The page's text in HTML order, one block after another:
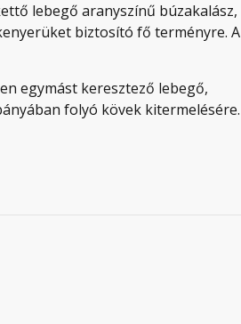
lebegő aranyszínű búzakalász,
biztosító fő terményre. A
egymást keresztező lebegő,
folyó kövek kitermelésére.